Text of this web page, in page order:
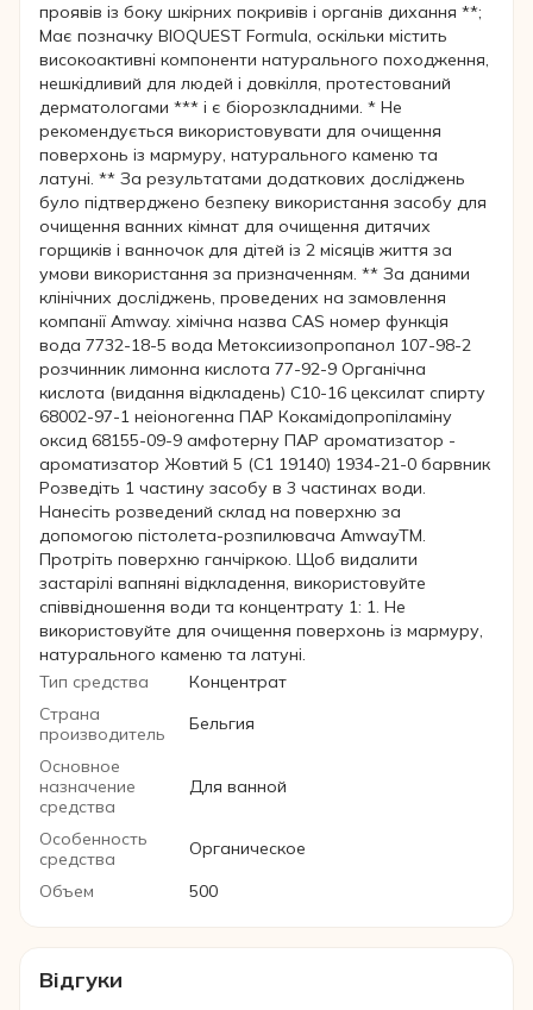
проявів із боку шкірних покривів і органів дихання **;
Має позначку BIOQUEST Formula, оскільки містить
високоактивні компоненти натурального походження,
нешкідливий для людей і довкілля, протестований
дерматологами *** і є біорозкладними. * Не
рекомендується використовувати для очищення
поверхонь із мармуру, натурального каменю та
латуні. ** За результатами додаткових досліджень
було підтверджено безпеку використання засобу для
очищення ванних кімнат для очищення дитячих
горщиків і ванночок для дітей із 2 місяців життя за
умови використання за призначенням. ** За даними
клінічних досліджень, проведених на замовлення
компанії Amway. хімічна назва CAS номер функція
вода 7732-18-5 вода Метоксиизопропанол 107-98-2
розчинник лимонна кислота 77-92-9 Органічна
кислота (видання відкладень) С10-16 цексилат спирту
68002-97-1 неіоногенна ПАР Кокамідопропіламіну
оксид 68155-09-9 амфотерну ПАР ароматизатор -
ароматизатор Жовтий 5 (С1 19140) 1934-21-0 барвник
Розведіть 1 частину засобу в 3 частинах води.
Нанесіть розведений склад на поверхню за
допомогою пістолета-розпилювача AmwayTM.
Протріть поверхню ганчіркою. Щоб видалити
застарілі вапняні відкладення, використовуйте
співвідношення води та концентрату 1: 1. Не
використовуйте для очищення поверхонь із мармуру,
натурального каменю та латуні.
Тип средства
Концентрат
Страна
производитель
Бельгия
Основное
назначение
средства
Для ванной
Особенность
средства
Органическое
Объем
500
Відгуки